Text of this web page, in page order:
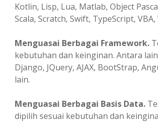
Kotlin, Lisp, Lua, Matlab, Object
Scala, Scratch, Swift, TypeScript,
Menguasai Berbagai Framework.
kebutuhan dan keinginan. Antara
Django, JQuery, AJAX, BootStrap,
lain.
Menguasai Berbagai Basis Data.
dipilih sesuai kebutuhan dan